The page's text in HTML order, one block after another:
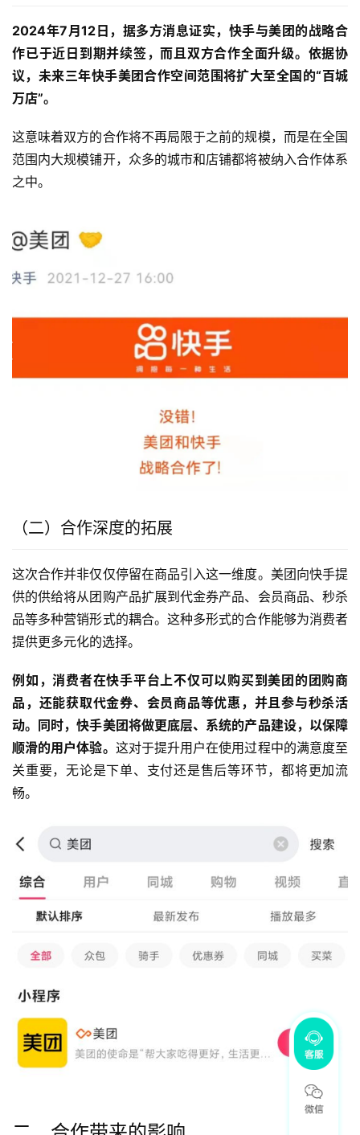
2024年7月12日，据多方消息证实，快手与美团的战略合
作已于近日到期并续签，而且双方合作全面升级。依据协
议，未来三年快手美团合作空间范围将扩大至全国的“百城
万店”。
这意味着双方的合作将不再局限于之前的规模，而是在全国
范围内大规模铺开，众多的城市和店铺都将被纳入合作体系
之中。
（二）合作深度的拓展
这次合作并非仅仅停留在商品引入这一维度。美团向快手提
供的供给将从团购产品扩展到代金券产品、会员商品、秒杀
品等多种营销形式的耦合。这种多形式的合作能够为消费者
提供更多元化的选择。
例如，消费者在快手平台上不仅可以购买到美团的团购商
品，还能获取代金券、会员商品等优惠，并且参与秒杀活
动。同时，快手美团将做更底层、系统的产品建设，以保障
顺滑的用户体验。 这对于提升用户在使用过程中的满意度至
关重要，无论是下单、支付还是售后等环节，都将更加流
畅。